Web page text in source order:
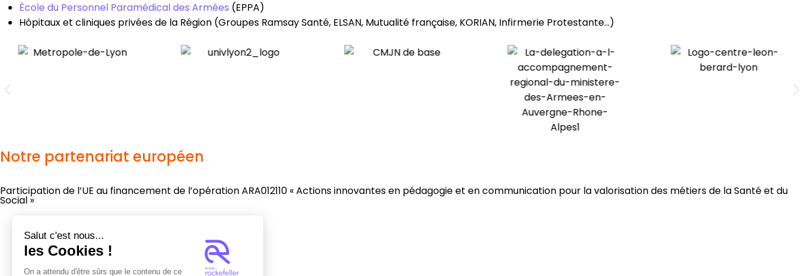
Salut c'est nous...
les Cookies !
On a attendu d'être sûrs que le contenu de ce
École du Personnel Paramédical des Armées (EPPA)
Hôpitaux et cliniques privées de la Région (Groupes Ramsay Santé, ELSAN, Mutualité française, KORIAN, Infirmerie Protestante…)
Notre partenariat européen
Participation de l’UE au financement de l’opération ARA012110 « Actions innovantes en pédagogie et en communication pour la valorisation des métiers de la Santé et du
Social »